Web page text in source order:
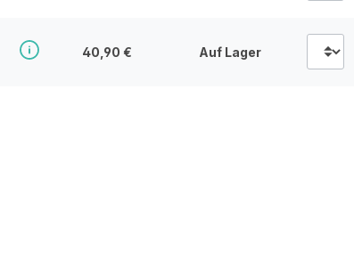
40,90 € Auf Lager